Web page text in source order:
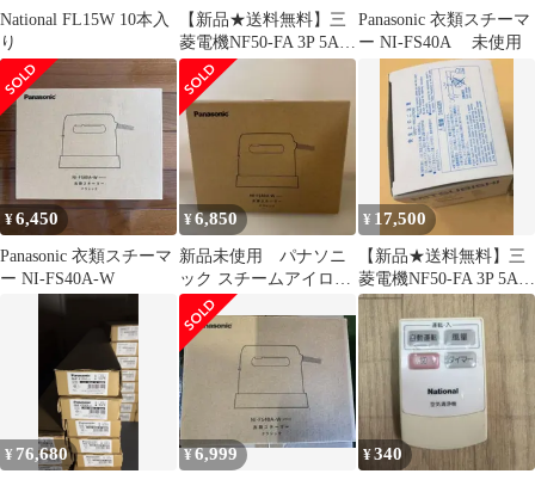
National FL15W 10本入
り
【新品★送料無料】三
菱電機NF50-FA 3P 5A
【６ヶ月保証】
Panasonic 衣類スチーマ
ー NI-FS40A 未使用
¥6,450
Panasonic 衣類スチーマ
ー NI-FS40A-W
¥6,850
新品未使用 パナソニ
ック スチームアイロン
衣類スチーマーNI-
FS40A
¥ 17,500
【新品★送料無料】三
菱電機NF50-FA 3P 5A
【６ヶ月保証】
¥ 76,680 ¥6,999 ¥340